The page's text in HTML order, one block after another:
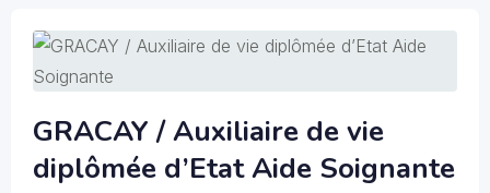
GRACAY / Auxiliaire de vie
diplômée d’Etat Aide Soignante